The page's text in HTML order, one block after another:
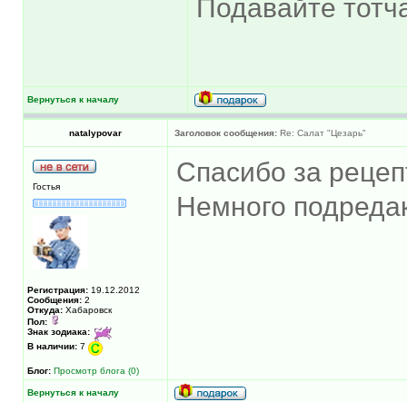
Подавайте
Вернуться к началу
natalypovar Заголовок сообщения: Re: Салат "Цезарь"
Гостья
Регистрация: 19.12.2012
Сообщения: 2
Откуда: Хабаровск
Пол:
Знак зодиака:
В наличии: 7
Блог: Просмотр блога (0)
Спасибо за
Немного
Вернуться к началу